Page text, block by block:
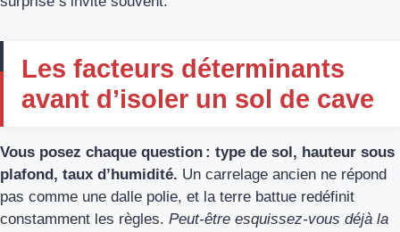
Les facteurs déterminants
avant d’isoler un sol de cave
Vous posez chaque question : type de sol, hauteur sous
plafond, taux d’humidité. Un carrelage ancien ne répond
pas comme une dalle polie, et la terre battue redéfinit
constamment les règles. Peut-être esquissez-vous déjà la